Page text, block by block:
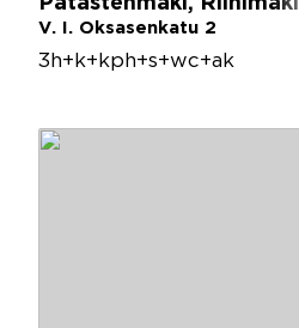
V. I. Oksasenkatu 2
3h+k+kph+s+wc+ak